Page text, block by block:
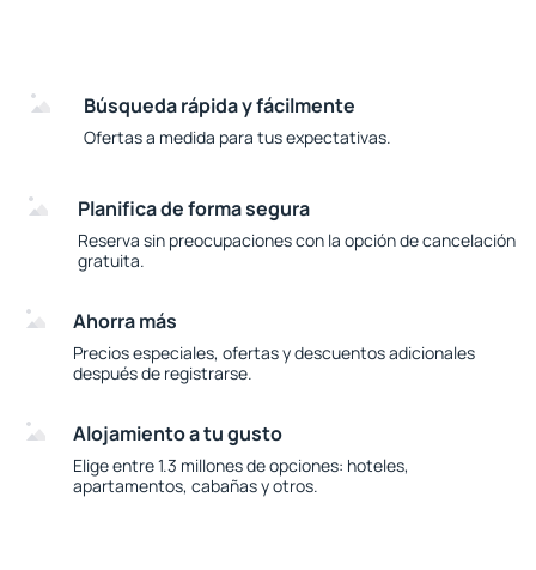
Búsqueda rápida y fácilmente
Ofertas a medida para tus expectativas.
Planifica de forma segura
Reserva sin preocupaciones con la opción de cancelación
gratuita.
Ahorra más
Precios especiales, ofertas y descuentos adicionales
después de registrarse.
Alojamiento a tu gusto
Elige entre 1.3 millones de opciones: hoteles,
apartamentos, cabañas y otros.